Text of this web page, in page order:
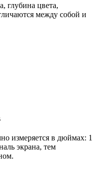
глубина цвета,
между собой и
измеряется в дюймах: 1
экрана, тем